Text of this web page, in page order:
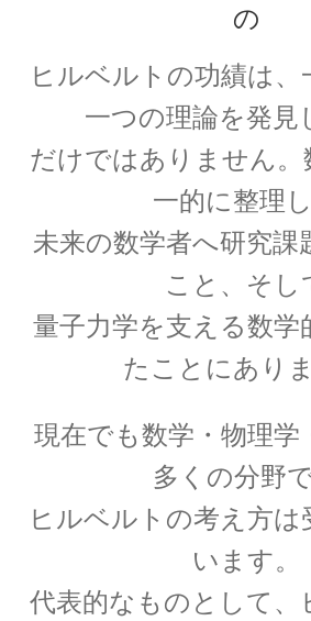
アイザック・アシ
【「ロボット3原則」で有
【微積分を駆使して空
を明確に定式
アイザック・バロ
【幾何学的に微積分を考え
た】
アイナー・ヘルツシュ
の
ヒルベルトの功績は、
一つの理論を発見
だけではありません。
一的に整理し
未来の数学者へ研究課
こと、 そし
量子力学を支える数学
たことにありま
現在でも数学・物理学
多くの分野で
ヒルベルトの考え方は
います。
代表的なものとして、